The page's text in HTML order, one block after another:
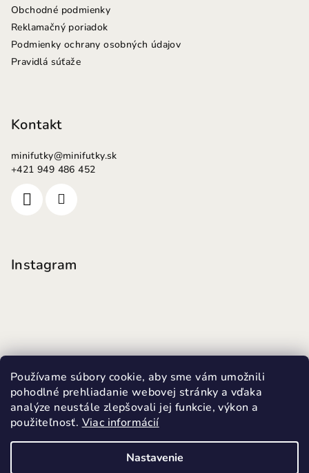
Používame súbory cookie, aby sme vám umožnili
pohodlné prehliadanie webovej stránky a vďaka
analýze neustále zlepšovali jej funkcie, výkon a
použiteľnosť. Viac informácií
Nastavenie
Obchodné podmienky
Reklamačný poriadok
Podmienky ochrany osobných údajov
Pravidlá súťaže
Kontakt
minifutky@minifutky.sk
+421 949 486 452
Instagram
Sledovať na Instagrame